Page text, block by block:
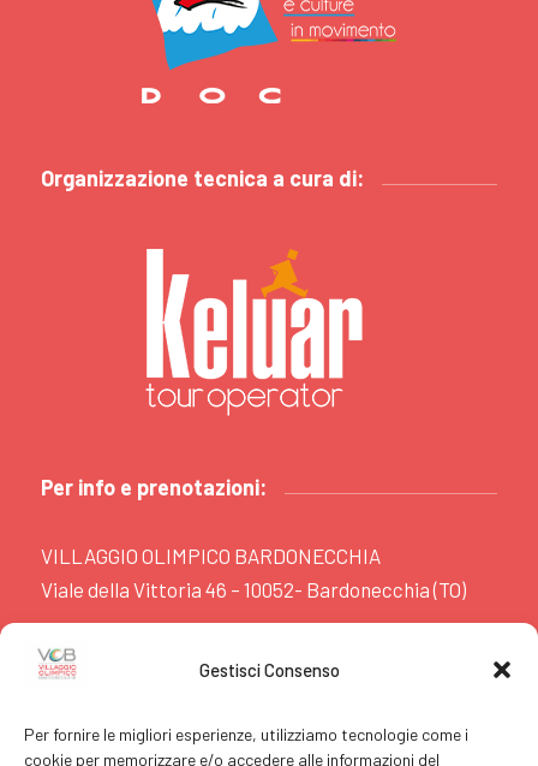
Gestisci Consenso
Per fornire le migliori esperienze, utilizziamo tecnologie come i
cookie per memorizzare e/o accedere alle informazioni del
Organizzazione tecnica a cura di:
Per info e prenotazioni:
VILLAGGIO OLIMPICO BARDONECCHIA
Viale della Vittoria 46 – 10052- Bardonecchia (TO)
booking@villaggiobardonecchia.it
t +39.0122.980.799
f +39.0122.980.757